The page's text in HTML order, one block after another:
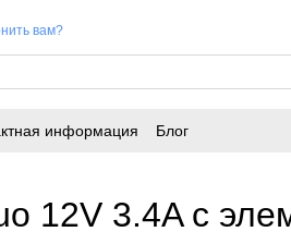
вам?
информация Блог
12V 3.4A с